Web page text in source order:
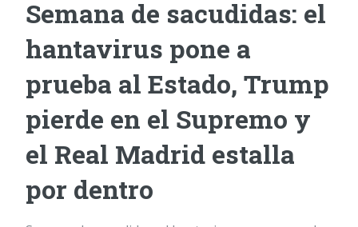
Semana de sacudidas: el
hantavirus pone a
prueba al Estado, Trump
pierde en el Supremo y
el Real Madrid estalla
por dentro